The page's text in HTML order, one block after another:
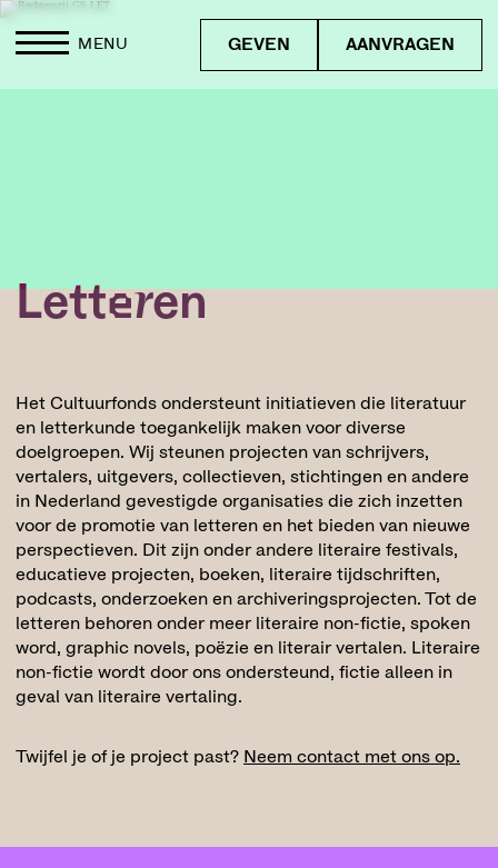
GEVEN AANVRAGEN
MENU
Letteren
Het Cultuurfonds ondersteunt initiatieven die literatuur
en letterkunde toegankelijk maken voor diverse
doelgroepen. Wij steunen projecten van schrijvers,
vertalers, uitgevers, collectieven, stichtingen en andere
in Nederland gevestigde organisaties die zich inzetten
voor de promotie van letteren en het bieden van nieuwe
perspectieven. Dit zijn onder andere literaire festivals,
educatieve projecten, boeken, literaire tijdschriften,
podcasts, onderzoeken en archiveringsprojecten. Tot de
letteren behoren onder meer literaire non-fictie, spoken
word, graphic novels, poëzie en literair vertalen. Literaire
non-fictie wordt door ons ondersteund, fictie alleen in
geval van literaire vertaling.
Twijfel je of je project past? Neem contact met ons op.